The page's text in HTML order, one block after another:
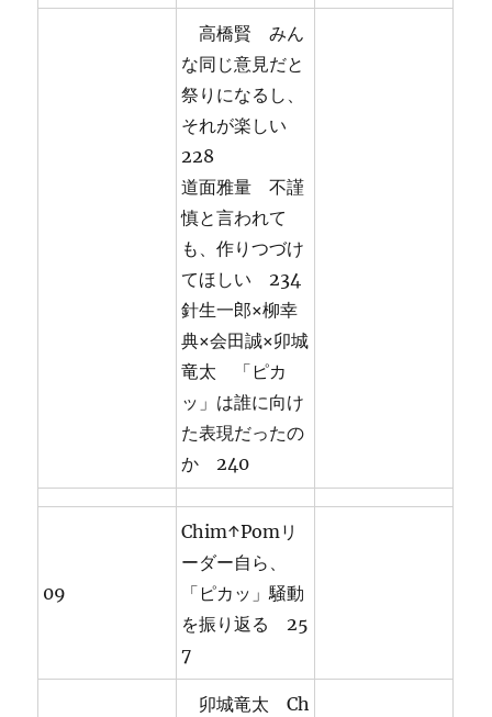
高橋賢 みん
な同じ意見だと
祭りになるし、
それが楽しい
228
道面雅量 不謹
慎と言われて
も、作りつづけ
てほしい 234
針生一郎×柳幸
典×会田誠×卯城
竜太 「ピカ
ッ」は誰に向け
た表現だったの
か 240
09
Chim↑Pomリ
ーダー自ら、
「ピカッ」騒動
を振り返る 25
7
卯城竜太 Ch